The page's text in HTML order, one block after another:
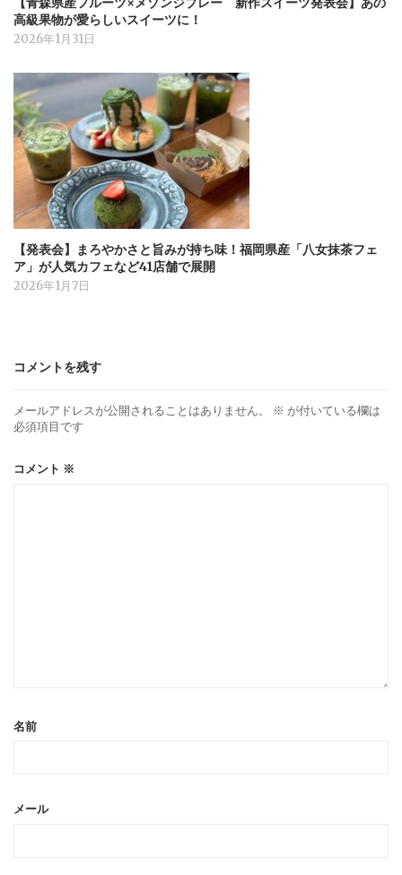
高級果物が愛らしいスイーツに！
2026年1月31日
【発表会】まろやかさと旨みが持ち味！福岡県産「八女抹茶フェ
ア」が人気カフェなど41店舗で展開
2026年1月7日
コメントを残す
メールアドレスが公開されることはありません。 ※ が付いている欄は
必須項目です
コメント ※
名前
メール